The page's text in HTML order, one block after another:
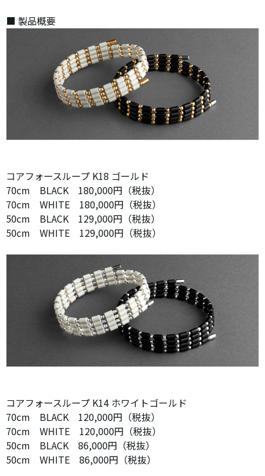
■ 製品概要
コアフォースループ K18 ゴールド
70cm BLACK 180,000円（税抜）
70cm WHITE 180,000円（税抜）
50cm BLACK 129,000円（税抜）
50cm WHITE 129,000円（税抜）
コアフォースループ K14 ホワイトゴールド
70cm BLACK 120,000円（税抜）
70cm WHITE 120,000円（税抜）
50cm BLACK 86,000円（税抜）
50cm WHITE 86,000円（税抜）